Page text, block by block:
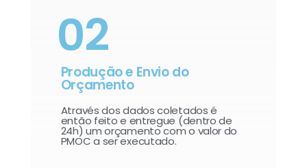
02
Produção e Envio do
Orçamento
Através dos dados coletados é
então feito e entregue (dentro de
24h) um orçamento com o valor do
PMOC a ser executado.